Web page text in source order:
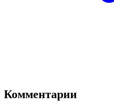
Комментарии